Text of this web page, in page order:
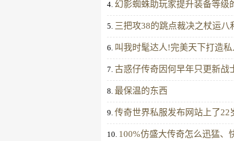
4. 幻影蜘蛛助玩家提升装备等级
5. 三把攻38的跳点裁决之杖运八
6. 叫我时髦达人!完美天下打造
7. 古惑仔传奇因何早年只更新战
8. 最保温的东西
9. 传奇世界私服发布网站上了22
10. 100%仿盛大传奇怎么迅猛、